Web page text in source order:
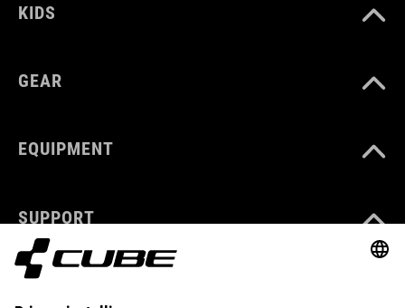
KIDS
GEAR
EQUIPMENT
SUPPORT
ÜBER UNS